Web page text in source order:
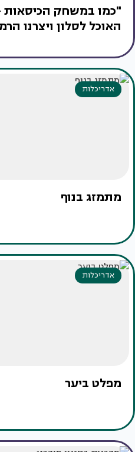
"כמו במשחק הכיסאות
האוכל לסלון ויצרנו
אדריכלות
מתמזג בנוף
אדריכלות
מפלט ביער